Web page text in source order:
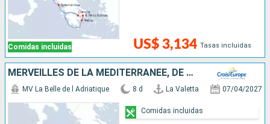
Comidas incluidas US$ 3,134 Tasas incluidas
MERVEILLES DE LA MÉDITERRANÉE, DE MALTE À LA GRÈCE ANTIQUE
MV La Belle de l Adriatique 8 d La Valetta 07/04/2027
Comidas incluidas